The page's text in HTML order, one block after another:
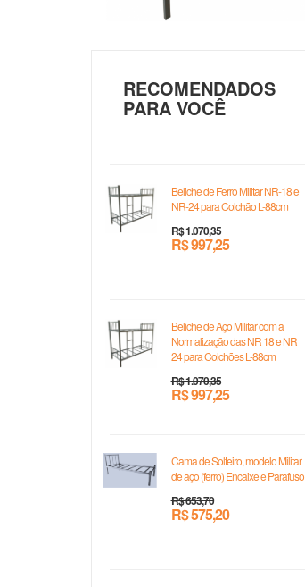
RECOMENDADOS
PARA VOCÊ
Beliche de Ferro Militar NR-18 e
NR-24 para Colchão L-88cm
R$ 1.070,35
R$ 997,25
Beliche de Aço Militar com a
Normalização das NR 18 e NR
24 para Colchões L-88cm
R$ 1.070,35
R$ 997,25
Cama de Solteiro, modelo Militar
de aço (ferro) Encaixe e Parafuso
R$ 653,70
R$ 575,20